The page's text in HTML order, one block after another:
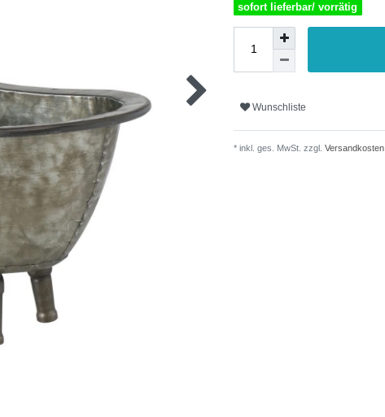
sofort lieferbar/ vorrätig
Wunschliste
* inkl. ges. MwSt. zzgl. Versandkosten